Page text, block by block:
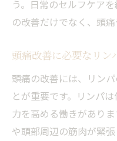
う。日常のセルフケア
の改善だけでなく、頭痛
頭痛改善に必要なリン
頭痛の改善には、リン
とが重要です。リンパ
力を高める働きがあり
や頭部周辺の筋肉が緊